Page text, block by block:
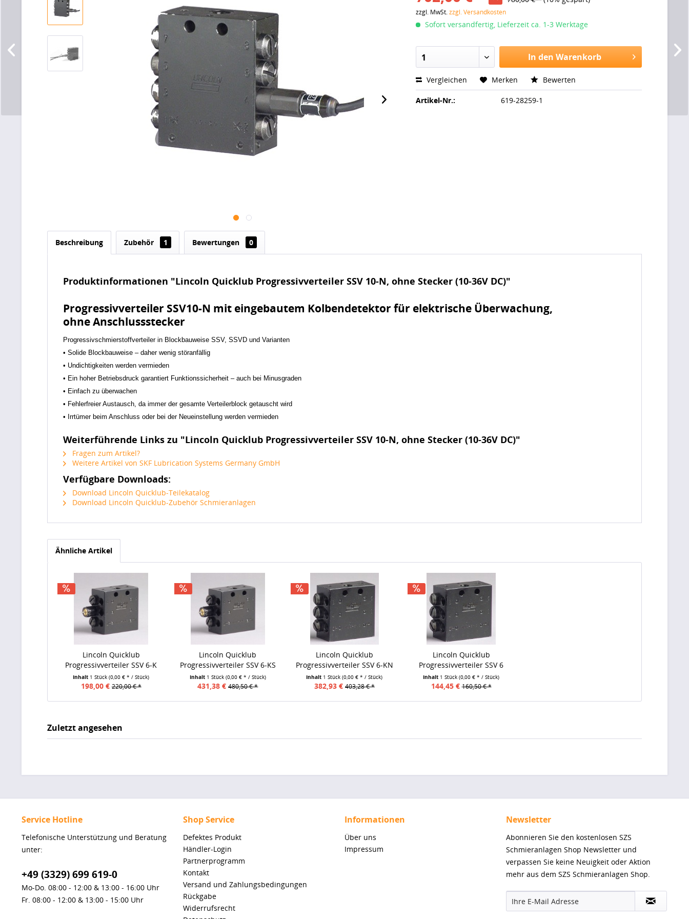
zzgl. MwSt.zzgl. Versandkosten
Sofort versandfertig, Lieferzeit ca. 1-3 Werktage
1 In den Warenkorb
Vergleichen Merken Bewerten
Artikel-Nr.: 619-28259-1
Beschreibung Zubehör 1 Bewertungen 0
Produktinformationen "Lincoln Quicklub Progressivverteiler SSV 10-N, ohne Stecker (10-36V DC)"
Progressivverteiler SSV10-N mit eingebautem Kolbendetektor für elektrische Überwachung,
ohne Anschlussstecker
Progressivschmierstoffverteiler in Blockbauweise SSV, SSVD und Varianten
• Solide Blockbauweise – daher wenig störanfällig
• Undichtigkeiten werden vermieden
• Ein hoher Betriebsdruck garantiert Funktionssicherheit – auch bei Minusgraden
• Einfach zu überwachen
• Fehlerfreier Austausch, da immer der gesamte Verteilerblock getauscht wird
• Irrtümer beim Anschluss oder bei der Neueinstellung werden vermieden
Weiterführende Links zu "Lincoln Quicklub Progressivverteiler SSV 10-N, ohne Stecker (10-36V DC)"
Fragen zum Artikel?
Weitere Artikel von SKF Lubrication Systems Germany GmbH
Verfügbare Downloads:
Download Lincoln Quicklub-Teilekatalog
Download Lincoln Quicklub-Zubehör Schmieranlagen
Ähnliche Artikel
Lincoln Quicklub
Progressivverteiler SSV 6-K
Inhalt 1 Stück(0,00 € * / Stück)
198,00 € 220,00 € *
Lincoln Quicklub
Progressivverteiler SSV 6-KS
Inhalt 1 Stück (0,00 € * / Stück)
431,38 € 480,50 € *
Lincoln Quicklub
Progressivverteiler SSV 6-KN
Inhalt 1 Stück(0,00 € * / Stück)
382,93 € 403,28 € *
Lincoln Quicklub
Progressivverteiler SSV 6
Inhalt 1 Stück(0,00 € * / Stück)
144,45 € 160,50 € *
Zuletzt angesehen
Service Hotline
Telefonische Unterstützung und Beratung
unter:
+49 (3329) 699 619-0
Mo-Do. 08:00 - 12:00 & 13:00 - 16:00 Uhr
Fr. 08:00 - 12:00 & 13:00 - 15:00 Uhr
Shop Service
Defektes Produkt
Händler-Login
Partnerprogramm
Kontakt
Versand und Zahlungsbedingungen
Rückgabe
Widerrufsrecht
Informationen
Über uns
Impressum
Newsletter
Abonnieren Sie den kostenlosen SZS
Schmieranlagen Shop Newsletter und
verpassen Sie keine Neuigkeit oder Aktion
mehr aus dem SZS Schmieranlagen Shop.